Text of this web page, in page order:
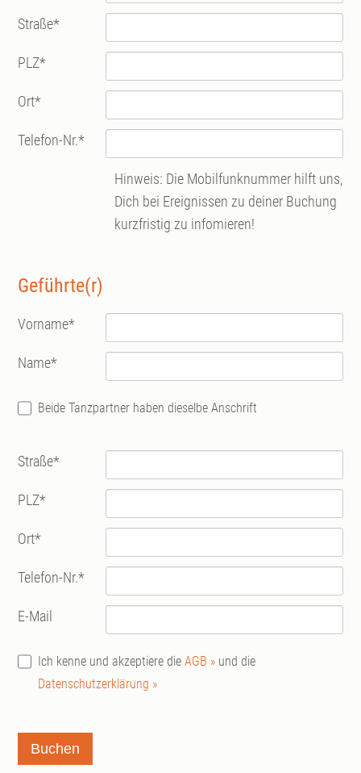
Straße*
PLZ*
Ort*
Telefon-Nr.*
Hinweis: Die Mobilfunknummer hilft uns,
Dich bei Ereignissen zu deiner Buchung
kurzfristig zu infomieren!
Geführte(r)
Vorname*
Name*
Beide Tanzpartner haben dieselbe Anschrift
Straße*
PLZ*
Ort*
Telefon-Nr.*
E-Mail
Ich kenne und akzeptiere dieAGB » und die
Datenschutzerklärung »
Buchen